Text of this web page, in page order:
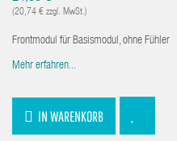
(20,74 € zzgl. MwSt.)
Frontmodul für Basismodul, ohne Fühler
Mehr erfahren...
IN WARENKORB